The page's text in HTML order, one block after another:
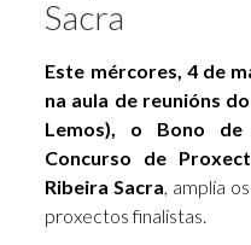
Sacra
Este mércores, 4 de
na aula de reunións
Lemos), o Bono de
Concurso de
Ribeira Sacra, amplía
proxectos finalistas.